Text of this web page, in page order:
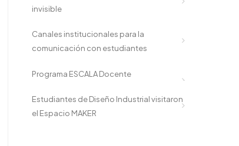
invisible
Canales institucionales para la
comunicación con estudiantes
Programa ESCALA Docente
Estudiantes de Diseño Industrial visitaron
el Espacio MAKER